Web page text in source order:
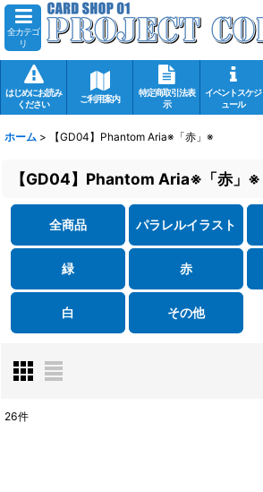
全カテゴ
リ
はじめにお読み
ください
ご利用案内
特定商取引法表
示
イベントスケジ
ュール
ホーム > 【GD04】Phantom Aria※「赤」※
【GD04】Phantom Aria※「赤」※
全商品 パラレルイラスト
緑 赤
白 その他
26件